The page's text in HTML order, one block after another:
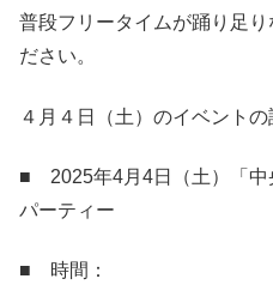
普段フリータイムが踊り足
ださい。
４月４日（土）のイベントの
■ 2025年4月4日（土）「中
パーティー
■ 時間：